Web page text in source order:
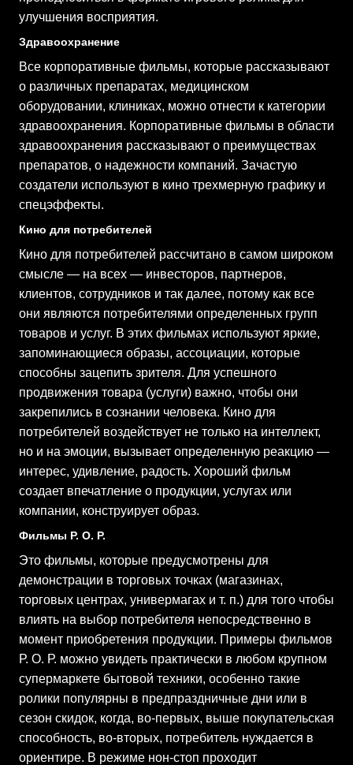
улучшения восприятия.
Здравоохранение
Все корпоративные фильмы, которые рассказывают
о различных препаратах, медицинском
оборудовании, клиниках, можно отнести к категории
здравоохранения. Корпоративные фильмы в области
здравоохранения рассказывают о преимуществах
препаратов, о надежности компаний. Зачастую
создатели используют в кино трехмерную графику и
спецэффекты.
Кино для потребителей
Кино для потребителей рассчитано в самом широком
смысле — на всех — инвесторов, партнеров,
клиентов, сотрудников и так далее, потому как все
они являются потребителями определенных групп
товаров и услуг. В этих фильмах используют яркие,
запоминающиеся образы, ассоциации, которые
способны зацепить зрителя. Для успешного
продвижения товара (услуги) важно, чтобы они
закрепились в сознании человека. Кино для
потребителей воздействует не только на интеллект,
но и на эмоции, вызывает определенную реакцию —
интерес, удивление, радость. Хороший фильм
создает впечатление о продукции, услугах или
компании, конструирует образ.
Фильмы Р. О. Р.
Это фильмы, которые предусмотрены для
демонстрации в торговых точках (магазинах,
торговых центрах, универмагах и т. п.) для того чтобы
влиять на выбор потребителя непосредственно в
момент приобретения продукции. Примеры фильмов
Р. О. Р. можно увидеть практически в любом крупном
супермаркете бытовой техники, особенно такие
ролики популярны в предпраздничные дни или в
сезон скидок, когда, во-первых, выше покупательская
способность, во-вторых, потребитель нуждается в
ориентире. В режиме нон-стоп проходит